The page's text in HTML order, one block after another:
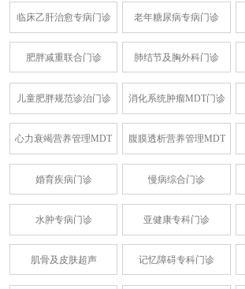
临床乙肝治愈专病门诊 老年糖尿病专病门诊
肥胖减重联合门诊 肺结节及胸外科门诊
儿童肥胖规范诊治门诊 消化系统肿瘤MDT门诊
心力衰竭营养管理MDT 腹膜透析营养管理MDT
婚育疾病门诊 慢病综合门诊
水肿专病门诊 亚健康专科门诊
肌骨及皮肤超声 记忆障碍专科门诊